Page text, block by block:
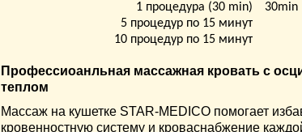
1 процедура (30 min)
30min
5 процедур по 15 минут
10 процедур по 15 минут
Профессиоанльная массажная кровать с
теплом
Массаж на кушетке STAR-MEDICO помогает
кровенностную систему и кроваснабжение